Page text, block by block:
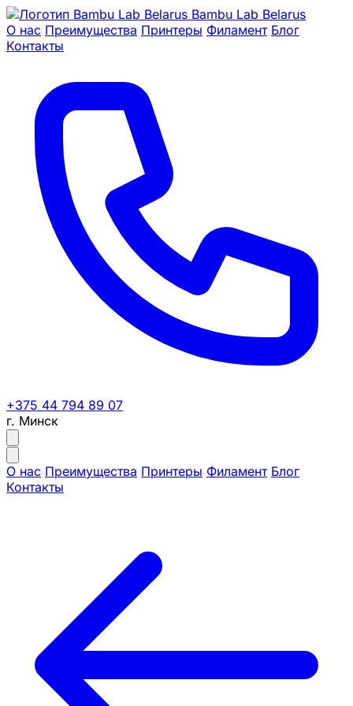
Bambu Lab Belarus
О нас Преимущества Принтеры Филамент Блог
Контакты
+375 44 794 89 07
г. Минск
О нас Преимущества Принтеры Филамент Блог
Контакты